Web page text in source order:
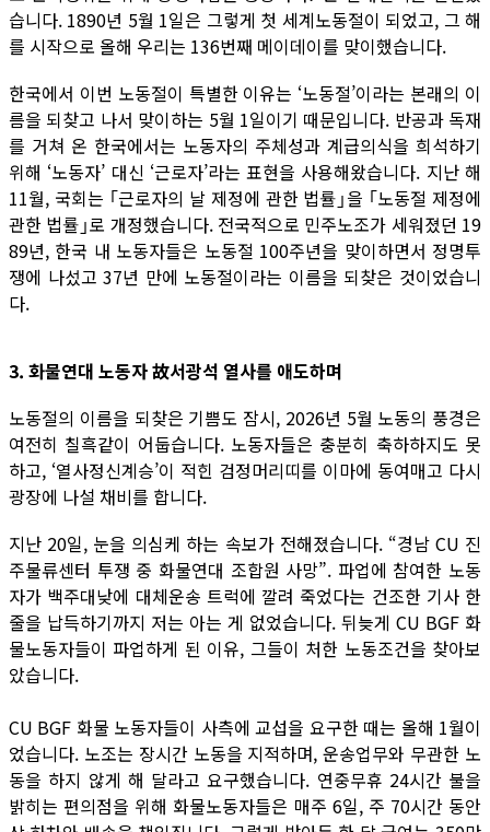
습니다. 1890년 5월 1일은 그렇게 첫 세계노동절이 되었고, 그 해
를 시작으로 올해 우리는 136번째 메이데이를 맞이했습니다.
한국에서 이번 노동절이 특별한 이유는 ‘노동절’이라는 본래의 이
름을 되찾고 나서 맞이하는 5월 1일이기 때문입니다. 반공과 독재
를 거쳐 온 한국에서는 노동자의 주체성과 계급의식을 희석하기
위해 ‘노동자’ 대신 ‘근로자’라는 표현을 사용해왔습니다. 지난 해
11월, 국회는 ｢근로자의 날 제정에 관한 법률｣을 ｢노동절 제정에
관한 법률｣로 개정했습니다. 전국적으로 민주노조가 세워졌던 19
89년, 한국 내 노동자들은 노동절 100주년을 맞이하면서 정명투
쟁에 나섰고 37년 만에 노동절이라는 이름을 되찾은 것이었습니
다.
3. 화물연대 노동자 故서광석 열사를 애도하며
노동절의 이름을 되찾은 기쁨도 잠시, 2026년 5월 노동의 풍경은
여전히 칠흑같이 어둡습니다. 노동자들은 충분히 축하하지도 못
하고, ‘열사정신계승’이 적힌 검정머리띠를 이마에 동여매고 다시
광장에 나설 채비를 합니다.
지난 20일, 눈을 의심케 하는 속보가 전해졌습니다. “경남 CU 진
주물류센터 투쟁 중 화물연대 조합원 사망”. 파업에 참여한 노동
자가 백주대낮에 대체운송 트럭에 깔려 죽었다는 건조한 기사 한
줄을 납득하기까지 저는 아는 게 없었습니다. 뒤늦게 CU BGF 화
물노동자들이 파업하게 된 이유, 그들이 처한 노동조건을 찾아보
았습니다.
CU BGF 화물 노동자들이 사측에 교섭을 요구한 때는 올해 1월이
었습니다. 노조는 장시간 노동을 지적하며, 운송업무와 무관한 노
동을 하지 않게 해 달라고 요구했습니다. 연중무휴 24시간 불을
밝히는 편의점을 위해 화물노동자들은 매주 6일, 주 70시간 동안